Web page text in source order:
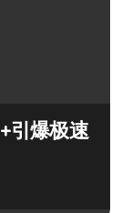
引爆极速